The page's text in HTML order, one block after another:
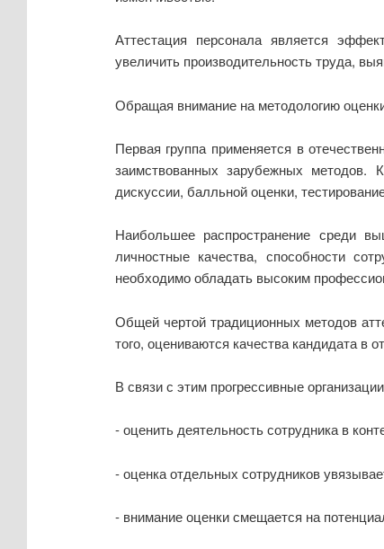
Аттестация персонала является
увеличить производительность труда,
Обращая внимание на методологию
Первая группа применяется в
заимствованных зарубежных
дискуссии, балльной оценки,
Наибольшее распространение среди
личностные качества, способности
необходимо обладать высоким
Общей чертой традиционных методов
того, оцениваются качества кандидата
В связи с этим прогрессивные
- оценить деятельность сотрудника в
- оценка отдельных сотрудников
- внимание оценки смещается на